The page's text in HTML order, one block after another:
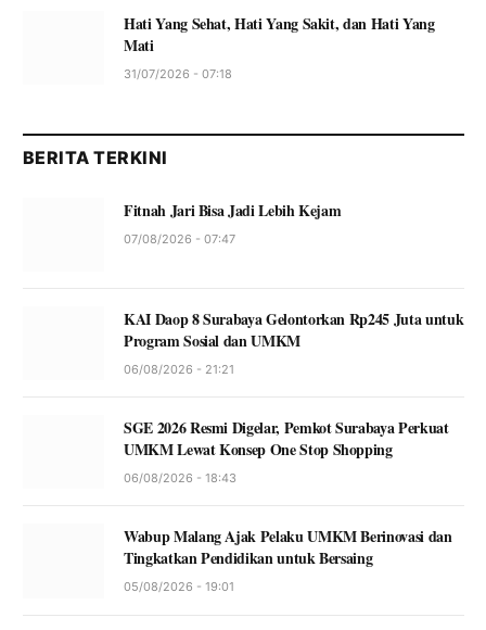
Hati Yang Sehat, Hati Yang Sakit, dan Hati Yang
Mati
31/07/2026 - 07:18
BERITA TERKINI
Fitnah Jari Bisa Jadi Lebih Kejam
07/08/2026 - 07:47
KAI Daop 8 Surabaya Gelontorkan Rp245 Juta untuk
Program Sosial dan UMKM
06/08/2026 - 21:21
SGE 2026 Resmi Digelar, Pemkot Surabaya Perkuat
UMKM Lewat Konsep One Stop Shopping
06/08/2026 - 18:43
Wabup Malang Ajak Pelaku UMKM Berinovasi dan
Tingkatkan Pendidikan untuk Bersaing
05/08/2026 - 19:01